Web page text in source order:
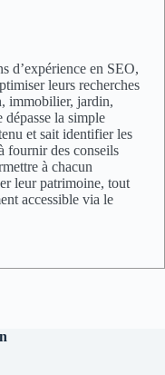
d’expérience en SEO,
leurs recherches
immobilier, jardin,
la simple
et sait identifier les
fournir des conseils
à chacun
leur patrimoine, tout
accessible via le